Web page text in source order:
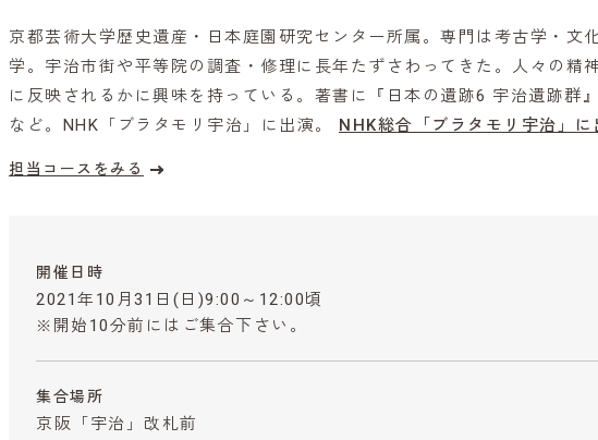
京都芸術大学歴史遺産・日本庭園研究センター所属。専門は考古学・文
学。宇治市街や平等院の調査・修理に長年たずさわってきた。人々の精
に反映されるかに興味を持っている。著書に『日本の遺跡6 宇治遺跡群
など。NHK「ブラタモリ宇治」に出演。 NHK総合「ブラタモリ宇治」に
担当コースをみる
開催日時
2021年10月31日(日)9:00～12:00頃
※開始10分前にはご集合下さい。
集合場所
京阪「宇治」改札前